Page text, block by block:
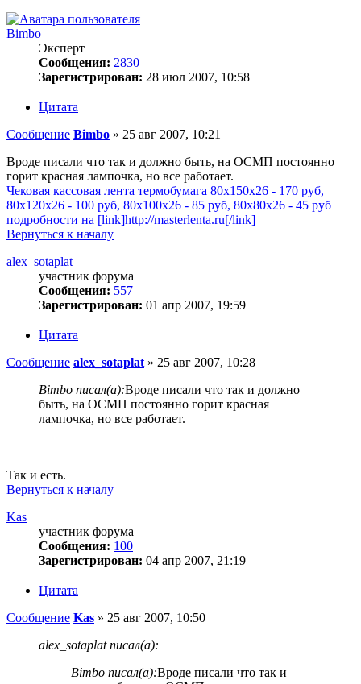
Bimbo
Эксперт
Сообщения: 2830
Зарегистрирован: 28 июл 2007, 10:58
Цитата
Сообщение Bimbo » 25 авг 2007, 10:21
Вроде писали что так и должно быть, на ОСМП постоянно
горит красная лампочка, но все работает.
Чековая кассовая лента термобумага 80х150х26 - 170 руб,
80х120х26 - 100 руб, 80х100х26 - 85 руб, 80х80х26 - 45 руб
подробности на [link]http://masterlenta.ru[/link]
Вернуться к началу
alex_sotaplat
участник форума
Сообщения: 557
Зарегистрирован: 01 апр 2007, 19:59
Цитата
Сообщение alex_sotaplat » 25 авг 2007, 10:28
Bimbo писал(а):Вроде писали что так и должно
быть, на ОСМП постоянно горит красная
лампочка, но все работает.
Так и есть.
Вернуться к началу
Kas
участник форума
Сообщения: 100
Зарегистрирован: 04 апр 2007, 21:19
Цитата
Сообщение Kas » 25 авг 2007, 10:50
alex_sotaplat писал(а):
Bimbo писал(а):Вроде писали что так и